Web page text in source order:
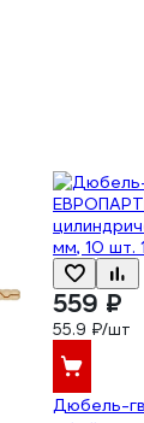
559 ₽
55.9 ₽/шт
Дюбель-